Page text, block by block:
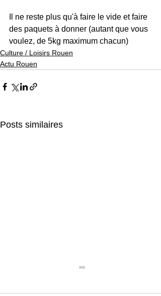
Il ne reste plus qu'à faire le vide et faire
des paquets à donner (autant que vous
voulez, de 5kg maximum chacun)
Culture / Loisirs Rouen
Actu Rouen
Posts similaires